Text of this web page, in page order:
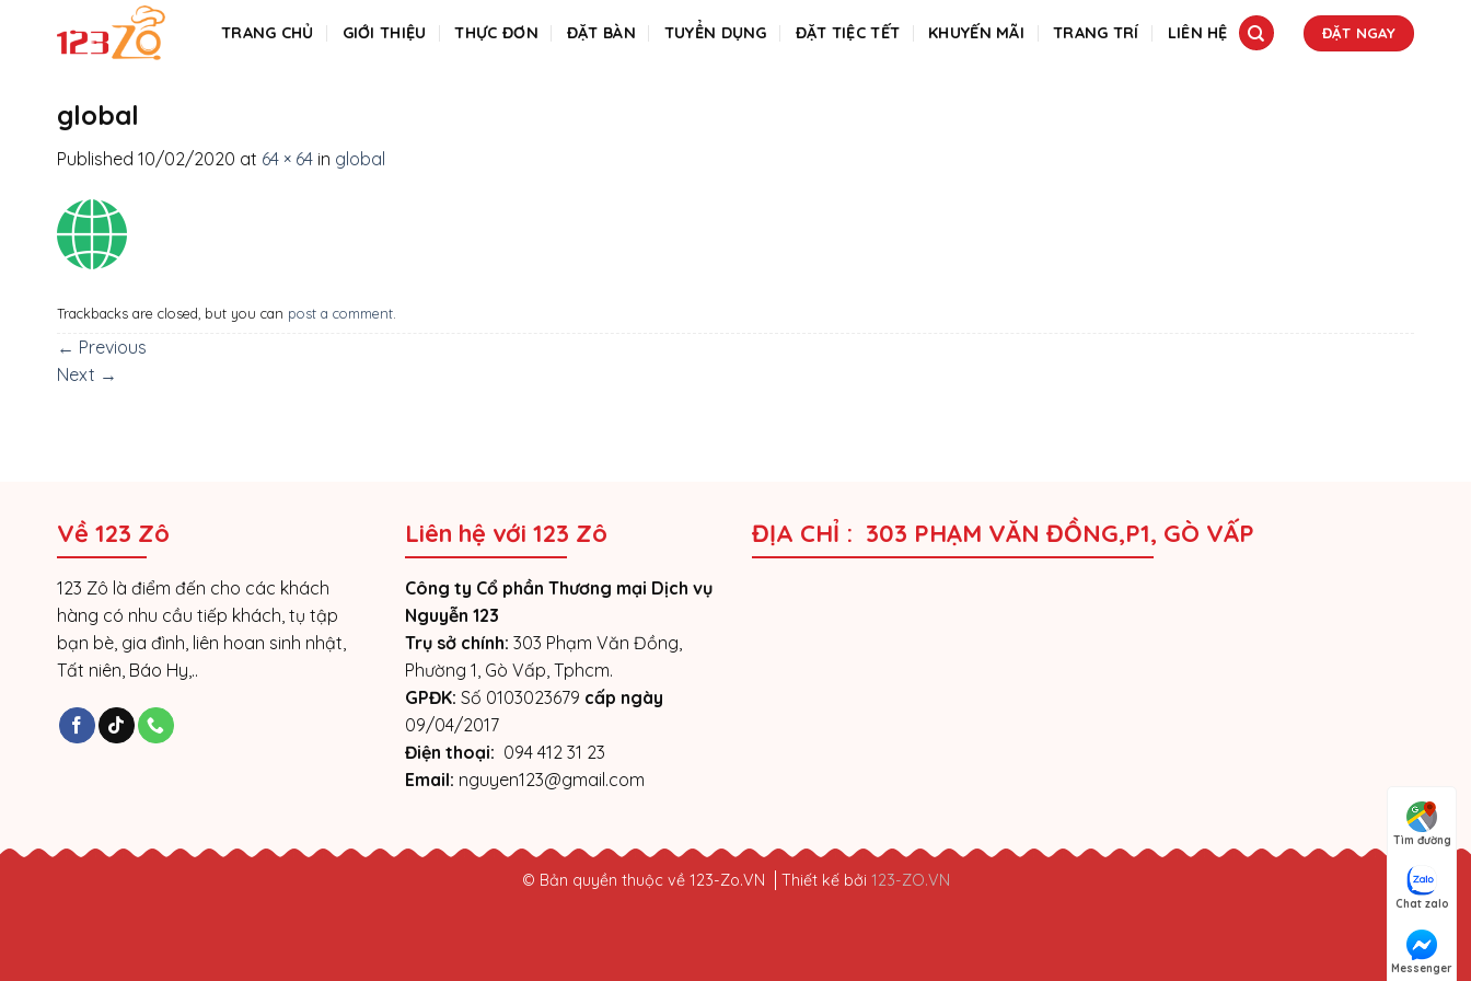
TRANG CHỦ GIỚI THIỆU THỰC ĐƠN ĐẶT BÀN TUYỂN DỤNG ĐẶT TIỆC TẾT KHUYẾN MÃI TRANG TRÍ LIÊN HỆ ĐẶT NGAY
global
Published 10/02/2020 at 64 × 64 in global
Trackbacks are closed, but you can post a comment.
← Previous
Next →
Về 123 Zô
123 Zô là điểm đến cho các khách
hàng có nhu cầu tiếp khách, tụ tập
bạn bè, gia đình, liên hoan sinh nhật,
Tất niên, Báo Hy,..
Liên hệ với 123 Zô
Công ty Cổ phần Thương mại Dịch vụ
Nguyễn 123
Trụ sở chính: 303 Phạm Văn Đồng,
Phường 1, Gò Vấp, Tphcm.
GPĐK: Số 0103023679 cấp ngày
09/04/2017
Điện thoại: 094 412 31 23
Email: nguyen123@gmail.com
ĐỊA CHỈ : 303 PHẠM VĂN ĐỒNG,P1, GÒ VẤP
© Bản quyền thuộc về 123-Zo.VN Thiết kế bởi 123-ZO.VN
Tìm đường
Chat zalo
Messenger